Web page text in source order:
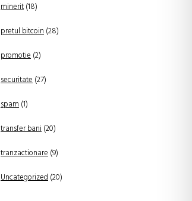
minerit(18)
pretul bitcoin(28)
promotie(2)
securitate(27)
spam(1)
transfer bani(20)
tranzactionare(9)
Uncategorized(20)